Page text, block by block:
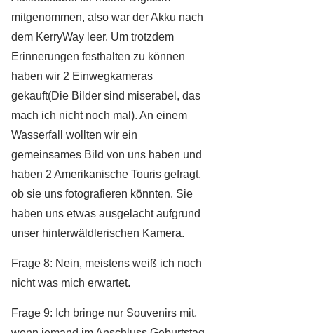
mitgenommen, also war der Akku nach
dem KerryWay leer. Um trotzdem
Erinnerungen festhalten zu können
haben wir 2 Einwegkameras
gekauft(Die Bilder sind miserabel, das
mach ich nicht noch mal). An einem
Wasserfall wollten wir ein
gemeinsames Bild von uns haben und
haben 2 Amerikanische Touris gefragt,
ob sie uns fotografieren könnten. Sie
haben uns etwas ausgelacht aufgrund
unser hinterwäldlerischen Kamera.
Frage 8: Nein, meistens weiß ich noch
nicht was mich erwartet.
Frage 9: Ich bringe nur Souvenirs mit,